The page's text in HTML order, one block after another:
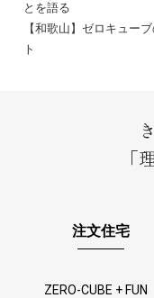
とを語る
【和歌山】ゼロキュー
ト
「
注文住宅
ZERO-CUBE + FUN